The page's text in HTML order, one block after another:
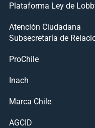
Plataforma Ley de
Atención Ciudadana
Subsecretaría de
ProChile
Inach
Marca Chile
AGCID